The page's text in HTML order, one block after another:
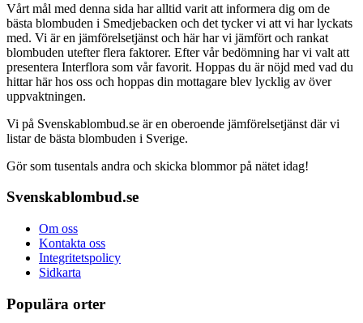
Vårt mål med denna sida har alltid varit att informera dig om de
bästa blombuden i Smedjebacken och det tycker vi att vi har lyckats
med. Vi är en jämförelsetjänst och här har vi jämfört och rankat
blombuden utefter flera faktorer. Efter vår bedömning har vi valt att
presentera Interflora som vår favorit. Hoppas du är nöjd med vad du
hittar här hos oss och hoppas din mottagare blev lycklig av över
uppvaktningen.
Vi på Svenskablombud.se är en oberoende jämförelsetjänst där vi
listar de bästa blombuden i Sverige.
Gör som tusentals andra och skicka blommor på nätet idag!
Svenskablombud.se
Om oss
Kontakta oss
Integritetspolicy
Sidkarta
Populära orter